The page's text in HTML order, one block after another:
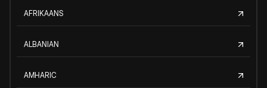
AFRIKAANS
ALBANIAN
AMHARIC